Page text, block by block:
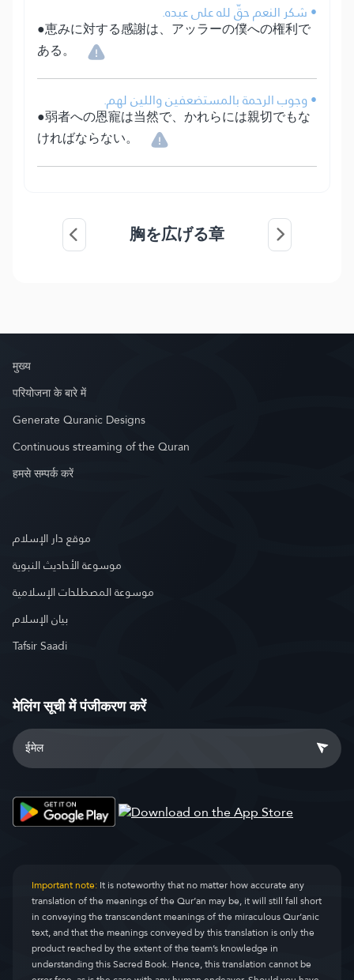
• شكر النعم حقّ لله على عبده.
●恵みに対する感謝は、アッラーの僕への権利で
ある。
• وجوب الرحمة بالمستضعفين واللين لهم.
●弱者への恩寵は当然で、かれらには親切でもな
ければならない。
胸を広げる章
मुख्य
परियोजना के बारे में
Generate Quranic Designs
Continuous streaming of the Quran
हमसे सम्पर्क करें
موقع دار الإسلام
موسوعة الأحاديث النبوية
موسوعة المصطلحات الإسلامية
بيان الإسلام
Tafsir Saadi
मेलिंग सूची में पंजीकरण करें
Important note:It is noteworthy that no matter how accurate any
translation of the meanings of the Qur’an may be, it will still fall short
in conveying the transcendent meanings of the miraculous Qur’anic
text, and that the meanings conveyed by this translation is only the
product reached by the extent of the team’s knowledge in
understanding this Sacred Book. Hence, this translation cannot be